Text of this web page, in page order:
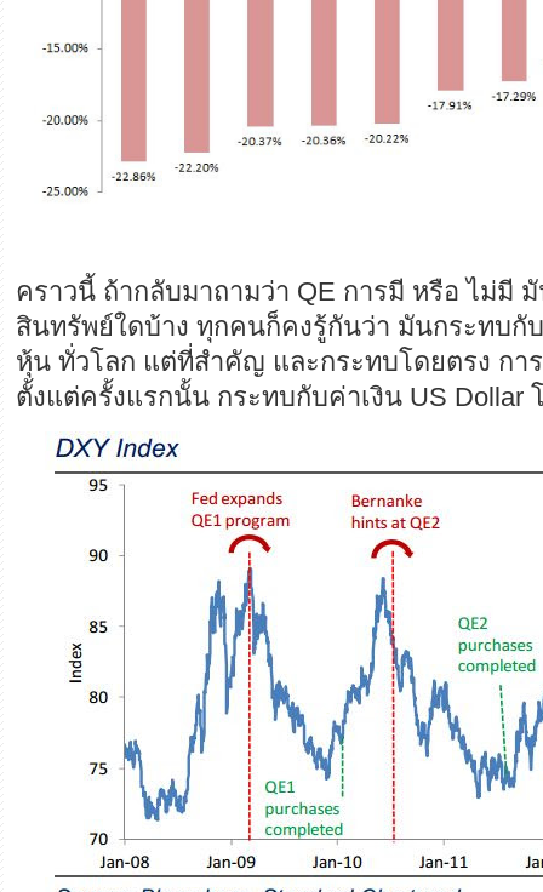
คราวนี้ ถ้ากลับมาถามว่า QE การมี หรือ ไม่มี
สินทรัพย์ใดบ้าง ทุกคนก็คงรู้กันว่า มันกระทบกั
หุ้น ทั่วโลก แต่ที่สำคัญ และกระทบโดยตรง กา
ตั้งแต่ครั้งแรกนั้น กระทบกับค่าเงิน US Dollar